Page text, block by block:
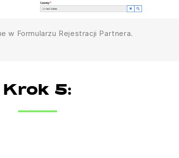
w Formularzu Rejestracji Partnera.
Krok 5: